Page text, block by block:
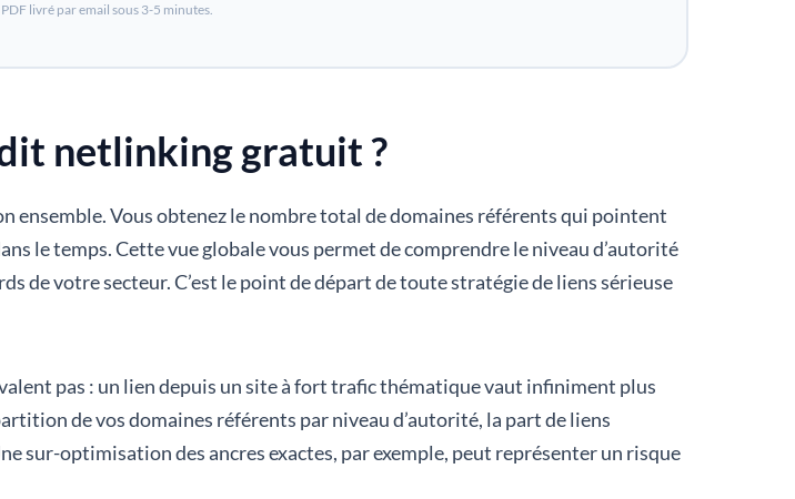
livré par email sous 3-5 minutes.
netlinking gratuit ?
ensemble. Vous obtenez le nombre total de domaines référents qui pointent
le temps. Cette vue globale vous permet de comprendre le niveau d’autorité
de votre secteur. C’est le point de départ de toute stratégie de liens sérieuse
pas : un lien depuis un site à fort trafic thématique vaut infiniment plus
de vos domaines référents par niveau d’autorité, la part de liens
sur-optimisation des ancres exactes, par exemple, peut représenter un risque